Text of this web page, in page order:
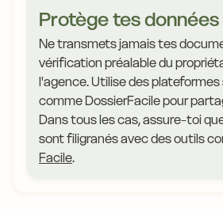
Protège tes données
Ne transmets jamais tes
vérification préalable du
l'agence. Utilise des
comme DossierFacile pour
Dans tous les cas, assure-toi
sont filigranés avec des outils
Facile.